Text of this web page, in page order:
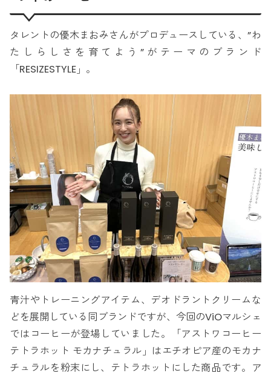
タレントの優木まおみさんがプロデュースしている、”わ
たしらしさを育てよう”がテーマのブランド
「RESIZESTYLE」。
青汁やトレーニングアイテム、デオドラントクリームな
どを展開している同ブランドですが、今回のViOマルシェ
ではコーヒーが登場していました。「アストワコーヒー
テトラホット モカナチュラル」はエチオピア産のモカナ
チュラルを粉末にし、テトラホットにした商品です。ア